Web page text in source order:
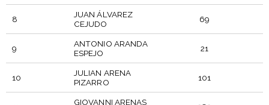
8
JUAN ÁLVAREZ
CEJUDO
69
9
ANTONIO ARANDA
ESPEJO
21
10
JULIAN ARENA
PIZARRO
101
GIOVANNI ARENAS